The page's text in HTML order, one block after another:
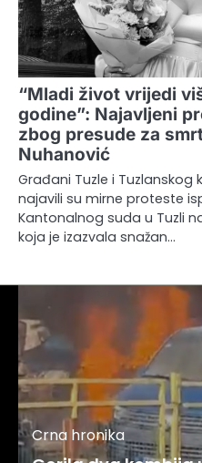
“Mladi život vrijedi
godine”: Najavljeni
zbog presude za
Nuhanović
Građani Tuzle i Tuzlanskog
najavili su mirne proteste
Kantonalnog suda u Tuzli
koja je izazvala snažan…
Crna hronika